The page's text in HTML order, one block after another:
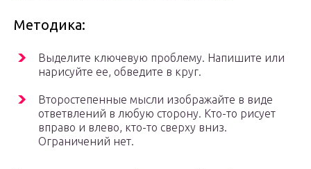
Методика:
Выделите ключевую проблему. Напишите или
нарисуйте ее, обведите в круг.
Второстепенные мысли изображайте в виде
ответвлений в любую сторону. Кто-то рисует
вправо и влево, кто-то сверху вниз.
Ограничений нет.